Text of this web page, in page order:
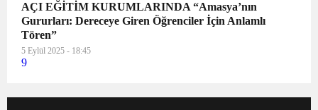
AÇI EĞİTİM KURUMLARINDA “Amasya’nın
Gururları: Dereceye Giren Öğrenciler İçin Anlamlı
Tören”
5 Eylül 2025 - 18:45
9